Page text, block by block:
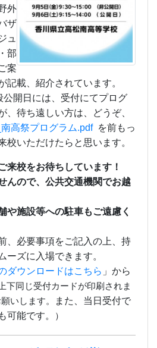
外
ザ
ュ
部
案
記載、紹介されています。
開日には、受付にてプログ
、待ち遠しい方は、どうぞ、
高祭プログラム.pdfを前もっ
校いただけたらと思います。
来校をお待ちしています！
んので、公共交通機関でお越
や施設等への駐車もご遠慮く
、必要事項をご記入の上、持
ーズに入場できます。
ダウンロードはこちら 」から
下同じ受付カードが印刷されま
いします。
また、当日受付で
可能です。
）